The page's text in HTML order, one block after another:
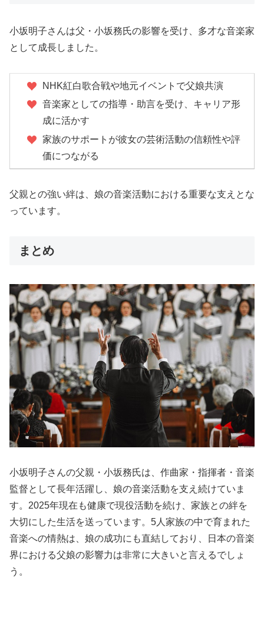
小坂明子さんは父・小坂務氏の影響を受け、多才な音楽家
として成長しました。
NHK紅白歌合戦や地元イベントで父娘共演
音楽家としての指導・助言を受け、キャリア形
成に活かす
家族のサポートが彼女の芸術活動の信頼性や評
価につながる
父親との強い絆は、娘の音楽活動における重要な支えとな
っています。
まとめ
小坂明子さんの父親・小坂務氏は、作曲家・指揮者・音楽
監督として長年活躍し、娘の音楽活動を支え続けていま
す。2025年現在も健康で現役活動を続け、家族との絆を
大切にした生活を送っています。5人家族の中で育まれた
音楽への情熱は、娘の成功にも直結しており、日本の音楽
界における父娘の影響力は非常に大きいと言えるでしょ
う。